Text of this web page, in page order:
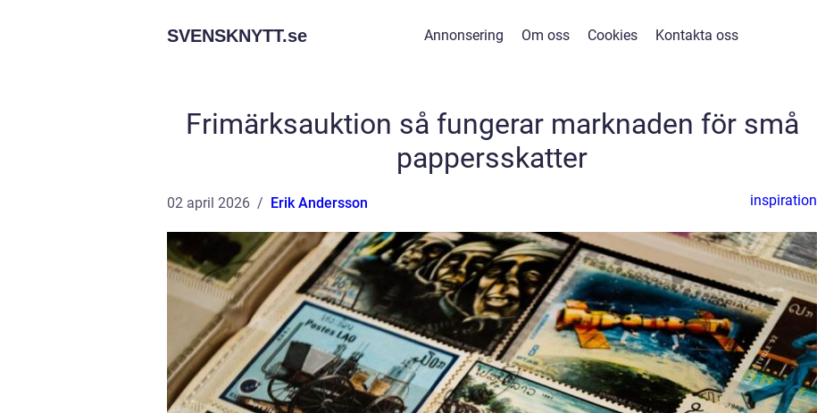
SVENSKNYTT.se Annonsering Om oss Cookies Kontakta oss
Frimärksauktion så fungerar marknaden för små
pappersskatter
02 april 2026 Erik Andersson inspiration